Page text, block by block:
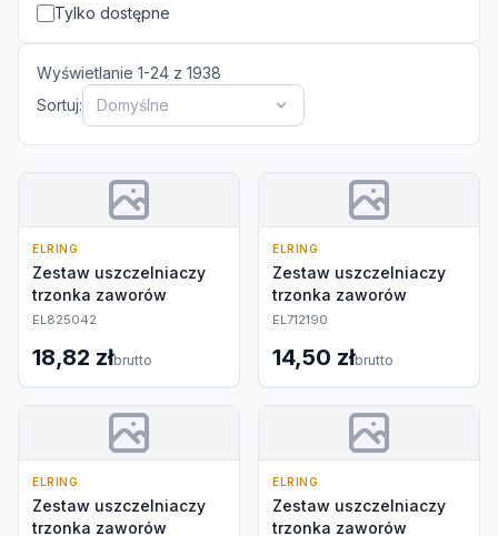
Tylko dostępne
Wyświetlanie 1-24 z 1938
Sortuj:
Domyślne
ELRING
Zestaw uszczelniaczy
trzonka zaworów
EL825042
18,82 złbrutto
ELRING
Zestaw uszczelniaczy
trzonka zaworów
EL712190
14,50 złbrutto
ELRING
Zestaw uszczelniaczy
trzonka zaworów
ELRING
Zestaw uszczelniaczy
trzonka zaworów